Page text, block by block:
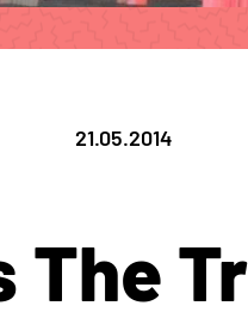
21.05.2014
The